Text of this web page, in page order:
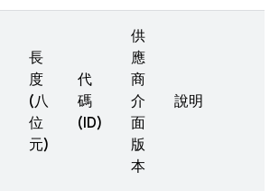
長
度
(八
位
元)
代
碼
(ID)
供
應
商
介
面
版
本
說明